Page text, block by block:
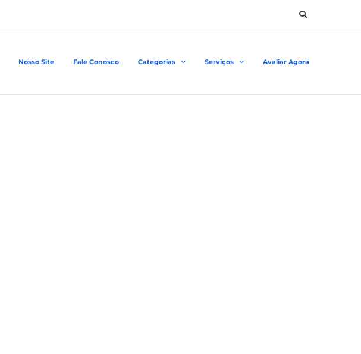
Nosso Site Fale Conosco Categorias Serviços Avaliar Agora